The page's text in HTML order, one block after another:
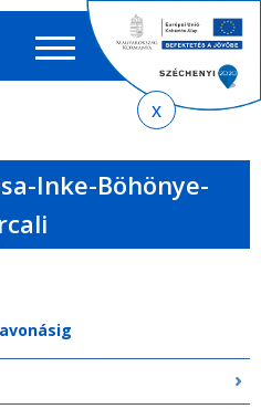
EN HU
űrlap
Inke-Böhönye-